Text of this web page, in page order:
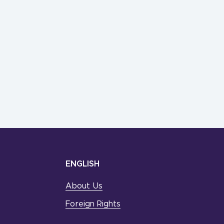
ENGLISH
About Us
Foreign Rights